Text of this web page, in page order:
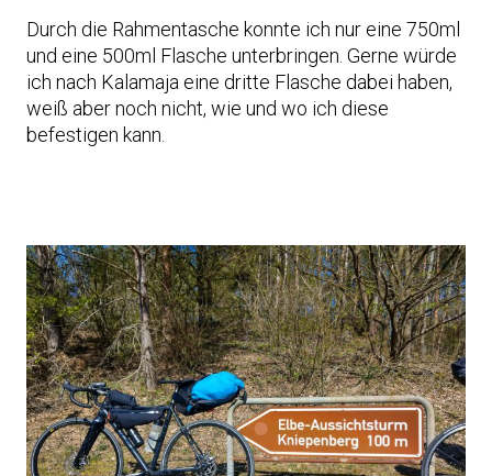
Durch die Rahmentasche konnte ich nur eine 750ml
und eine 500ml Flasche unterbringen. Gerne würde
ich nach Kalamaja eine dritte Flasche dabei haben,
weiß aber noch nicht, wie und wo ich diese
befestigen kann.